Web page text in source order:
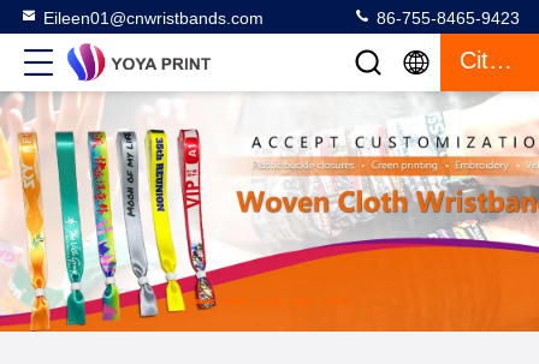
Eileen01@cnwristbands.com 86-755-8465-9423
Citazione